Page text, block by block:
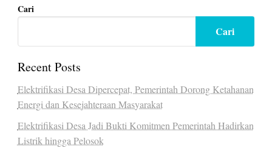
Cari
Cari
Recent Posts
Elektrifikasi Desa Dipercepat, Pemerintah Dorong Ketahanan
Energi dan Kesejahteraan Masyarakat
Elektrifikasi Desa Jadi Bukti Komitmen Pemerintah Hadirkan
Listrik hingga Pelosok